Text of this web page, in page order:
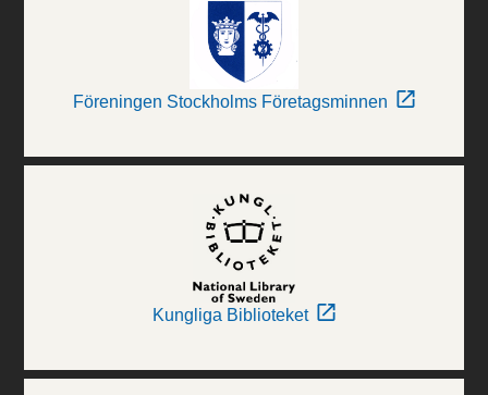
Föreningen Stockholms Företagsminnen
Kungliga Biblioteket